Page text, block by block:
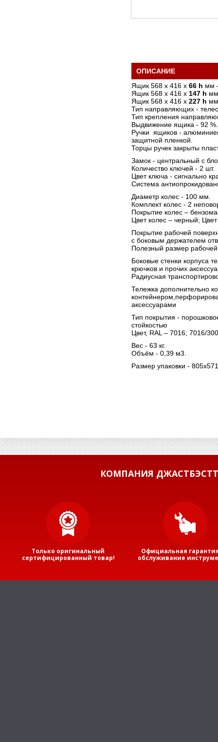
ОПИСАНИЕ
Ящик 568 х 416 х 66 h мм
Ящик 568 х 416 х 147 h
Ящик 568 х 416 х 227 h
Тип направляющих -
Тип крепления
Выдвижение ящика - 92 %.
Ручки ящиков -
защитной пленкой.
Торцы ручек закрыты
Замок - центральный с
Количество ключей - 2 шт.
Цвет ключа - сигнально
Система
Диаметр колес - 100 мм.
Комплект колес - 2
Покрытие колес –
Цвет колес – черный;
Покрытие рабочей
с боковым держателем
Полезный размер
Боковые стенки корпуса
крючков и прочих
Радиусная
Тележка дополнительно
аксессуарами
Тип покрытия -
стойкостью
Цвет, RAL – 7016; 7016/
Вес - 63 кг.
Объём - 0,39 м3.
Размер упаковки -
КОМПАНИЯ
Только оригинальный
сертифицированный товар!
Официальная
обслуживание